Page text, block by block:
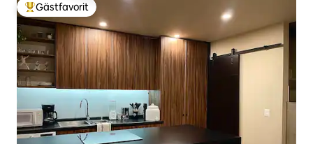
Populär gästfavorit
Gästfavorit